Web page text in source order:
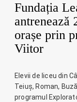
Fundația
antrenează
orașe prin
Viitor
Elevii de liceu din
Teiuș, Roman,
programul